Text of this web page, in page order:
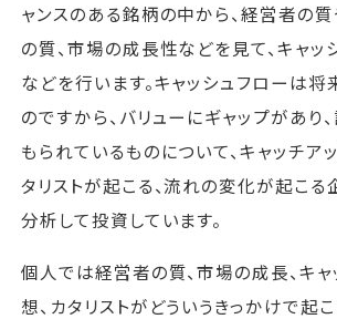
ャンスのある銘柄の中から、経営者の
の質、市場の成長性などを見て、キャッ
などを行います。キャッシュフローは
のですから、バリューにギャップがあり
もられているものについて、キャッチア
タリストが起こる、流れの変化が起こる
分析して投資しています。
個人では経営者の質、市場の成長、キ
想、カタリストがどういうきっかけで起